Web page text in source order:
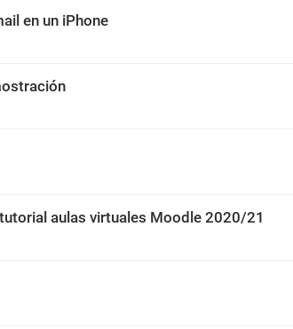
en un iPhone
aulas virtuales Moodle 2020/21